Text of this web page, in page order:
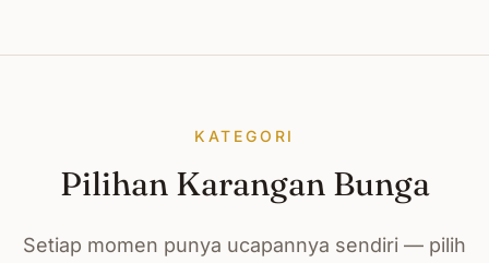
KATEGORI
Pilihan Karangan Bunga
Setiap momen punya ucapannya sendiri — pilih